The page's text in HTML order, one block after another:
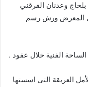
وعدنان القرقني
المعرض ورش رسم
الفنية خلال عقود .
العريقة التى اسستها